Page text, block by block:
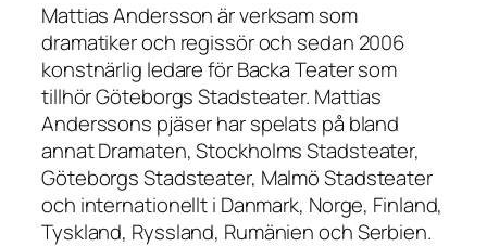
Mattias Andersson är verksam som
dramatiker och regissör och sedan 2006
konstnärlig ledare för Backa Teater som
tillhör Göteborgs Stadsteater. Mattias
Anderssons pjäser har spelats på bland
annat Dramaten, Stockholms Stadsteater,
Göteborgs Stadsteater, Malmö Stadsteater
och internationellt i Danmark, Norge, Finland,
Tyskland, Ryssland, Rumänien och Serbien.